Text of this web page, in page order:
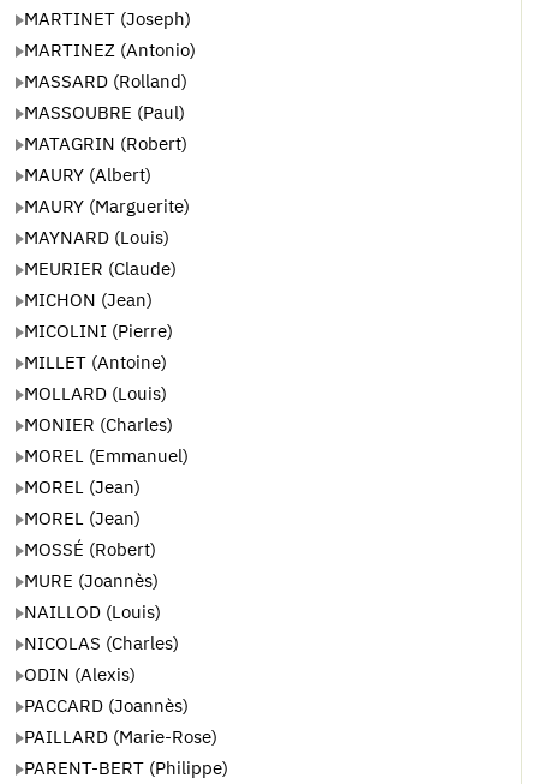
MARTINET (Joseph)
MARTINEZ (Antonio)
MASSARD (Rolland)
MASSOUBRE (Paul)
MATAGRIN (Robert)
MAURY (Albert)
MAURY (Marguerite)
MAYNARD (Louis)
MEURIER (Claude)
MICHON (Jean)
MICOLINI (Pierre)
MILLET (Antoine)
MOLLARD (Louis)
MONIER (Charles)
MOREL (Emmanuel)
MOREL (Jean)
MOREL (Jean)
MOSSÉ (Robert)
MURE (Joannès)
NAILLOD (Louis)
NICOLAS (Charles)
ODIN (Alexis)
PACCARD (Joannès)
PAILLARD (Marie-Rose)
PARENT-BERT (Philippe)